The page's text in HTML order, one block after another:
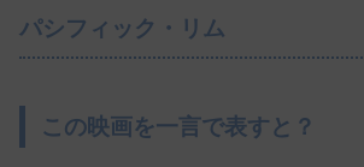
パシフィック・リム
この映画を一言で表すと？